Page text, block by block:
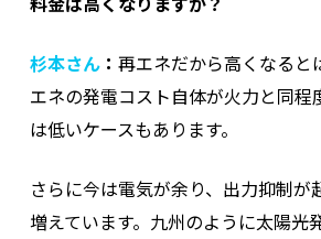
杉本さん： 再エネだから高くなると
エネの発電コスト自体が火力と同程
は低いケースもあります。
さらに今は電気が余り、出力抑制が
増えています。九州のように太陽光